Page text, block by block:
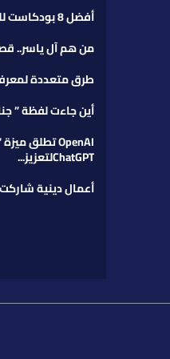
أفضل 8 بودكاست للحديث عن الدين الإسلامي
من هم آل ياسر..
طرق متعددة
أين جاءت لفظة ”
ChatGPTلتعزيز...
أعمال دينية